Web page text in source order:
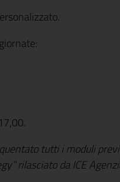
tutti i moduli
rilasciato da ICE